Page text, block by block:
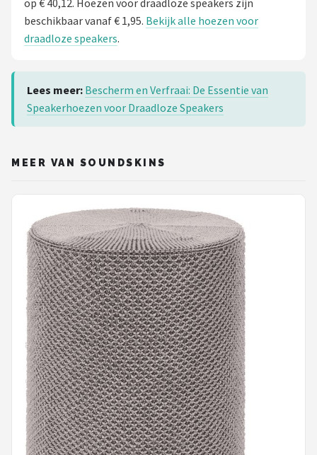
op € 40,12. Hoezen voor draadloze speakers zijn
beschikbaar vanaf € 1,95. Bekijk alle hoezen voor
draadloze speakers.
Lees meer: Bescherm en Verfraai: De Essentie van
Speakerhoezen voor Draadloze Speakers
MEER VAN SOUNDSKINS